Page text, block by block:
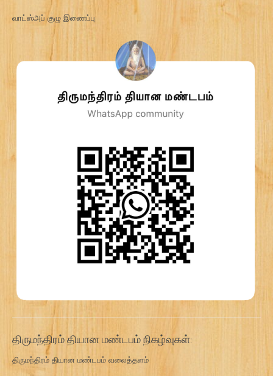
வாட்ஸ்அப் குழு இணைப்பு
திருமந்திரம் தியான மண்டபம் நிகழ்வுகள்:
திருமந்திரம் தியான மண்டபம் வலைத்தளம்